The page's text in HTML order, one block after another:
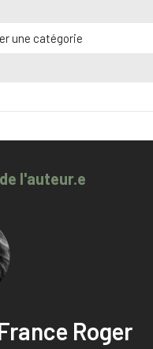
l'auteur.e
Roger